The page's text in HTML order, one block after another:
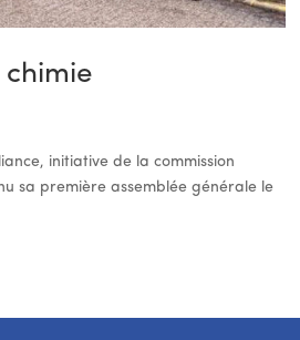
chimie
initiative de la commission
sa première assemblée générale le